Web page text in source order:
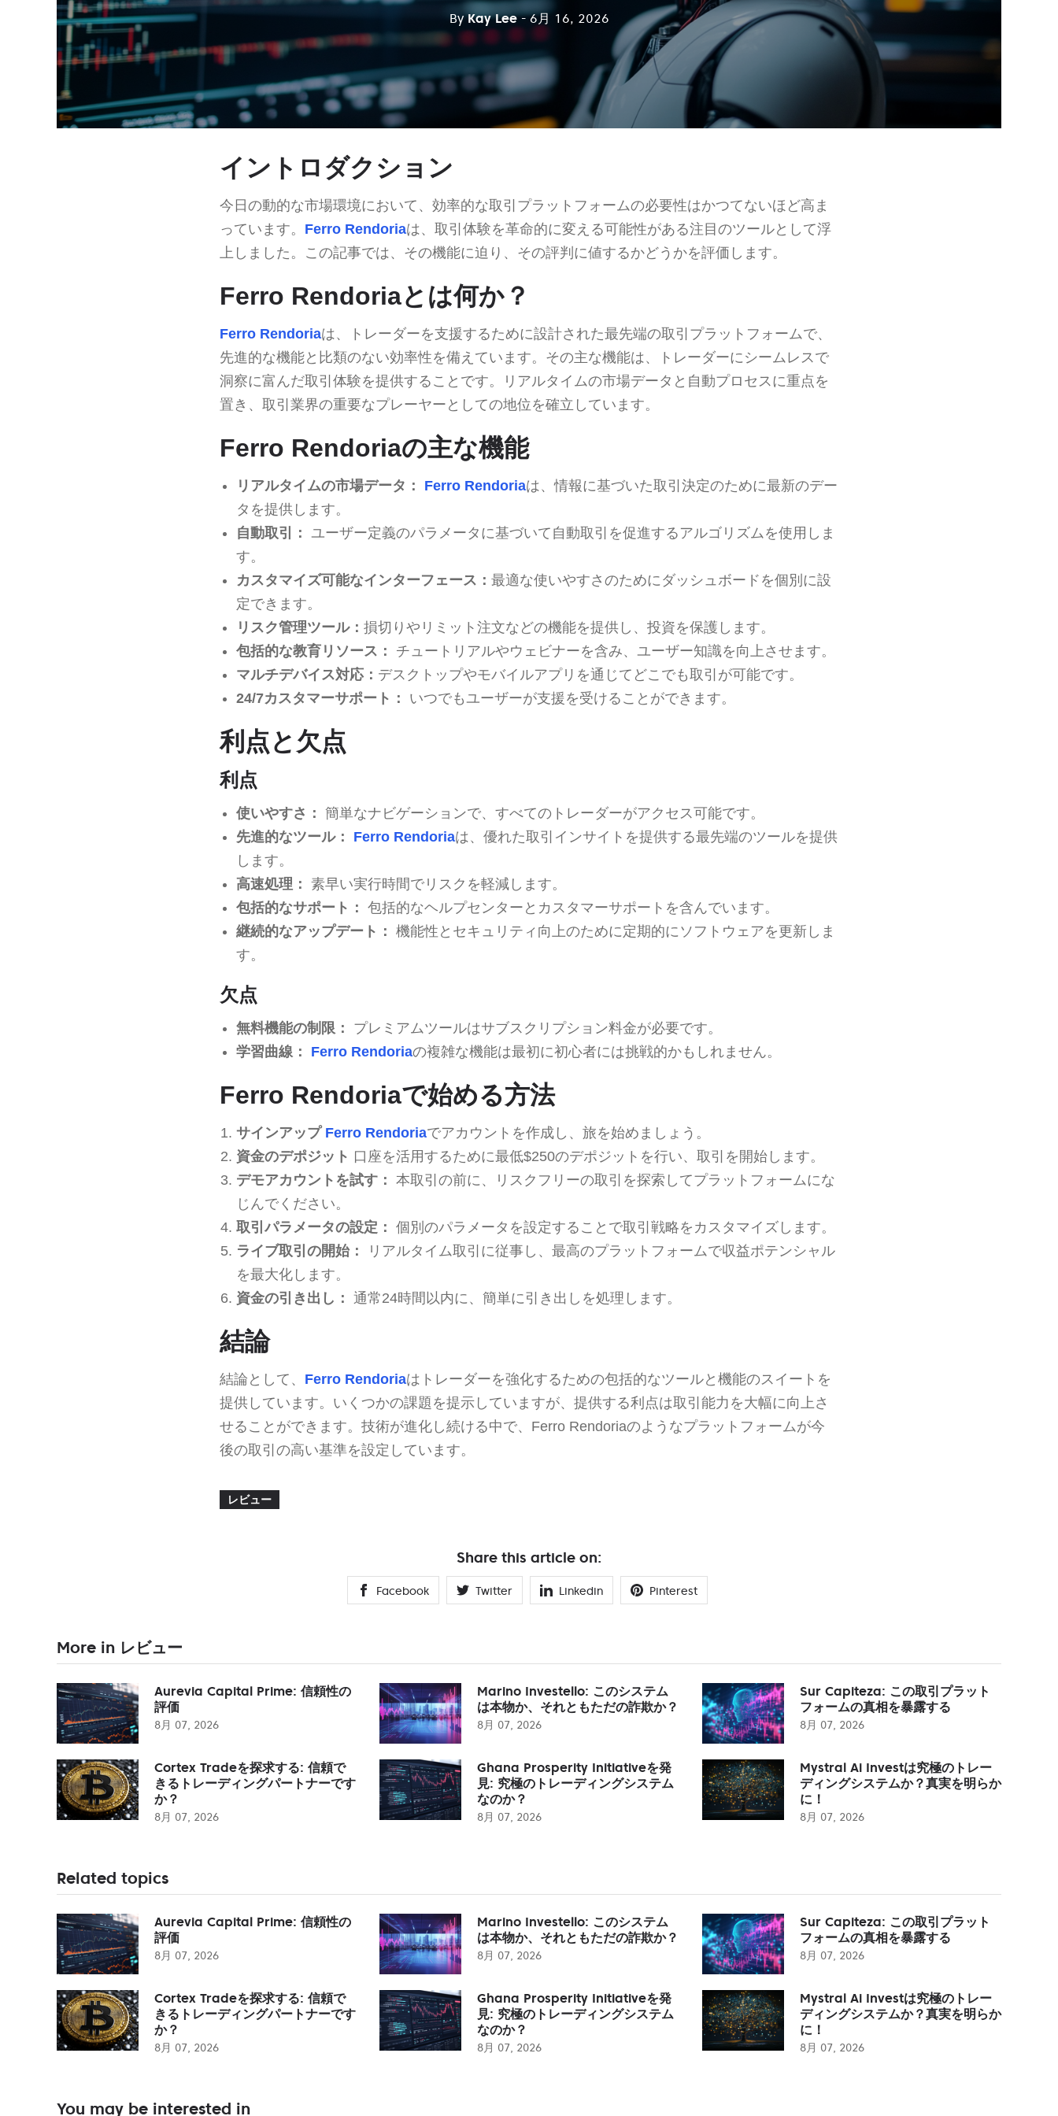
ByKay Lee - 6月 16, 2026
イントロダクション
今日の動的な市場環境において、効率的な取引プラットフォームの必要性はかつてないほど高ま
っています。 Ferro Rendoriaは、取引体験を革命的に変える可能性がある注目のツールとして浮
上しました。この記事では、その機能に迫り、その評判に値するかどうかを評価します。
Ferro Rendoriaとは何か？
Ferro Rendoriaは、トレーダーを支援するために設計された最先端の取引プラットフォームで、
先進的な機能と比類のない効率性を備えています。その主な機能は、トレーダーにシームレスで
洞察に富んだ取引体験を提供することです。リアルタイムの市場データと自動プロセスに重点を
置き、取引業界の重要なプレーヤーとしての地位を確立しています。
Ferro Rendoriaの主な機能
リアルタイムの市場データ： Ferro Rendoriaは、情報に基づいた取引決定のために最新のデー
タを提供します。
自動取引：
ユーザー定義のパラメータに基づいて自動取引を促進するアルゴリズムを使用しま
す。
カスタマイズ可能なインターフェース： 最適な使いやすさのためにダッシュボードを個別に設
定できます。
リスク管理ツール： 損切りやリミット注文などの機能を提供し、投資を保護します。
包括的な教育リソース：
チュートリアルやウェビナーを含み、ユーザー知識を向上させます。
マルチデバイス対応： デスクトップやモバイルアプリを通じてどこでも取引が可能です。
24/7カスタマーサポート：
いつでもユーザーが支援を受けることができます。
利点と欠点
利点
使いやすさ： 簡単なナビゲーションで、すべてのトレーダーがアクセス可能です。
先進的なツール：
Ferro Rendoriaは、優れた取引インサイトを提供する最先端のツールを提供
します。
高速処理： 素早い実行時間でリスクを軽減します。
包括的なサポート： 包括的なヘルプセンターとカスタマーサポートを含んでいます。
継続的なアップデート： 機能性とセキュリティ向上のために定期的にソフトウェアを更新しま
す。
欠点
無料機能の制限：
プレミアムツールはサブスクリプション料金が必要です。
学習曲線：
Ferro Rendoriaの複雑な機能は最初に初心者には挑戦的かもしれません。
Ferro Rendoriaで始める方法
サインアップ Ferro Rendoriaでアカウントを作成し、旅を始めましょう。
資金のデポジット 口座を活用するために最低$250のデポジットを行い、取引を開始します。
デモアカウントを試す： 本取引の前に、リスクフリーの取引を探索してプラットフォームにな
じんでください。
取引パラメータの設定： 個別のパラメータを設定することで取引戦略をカスタマイズします。
ライブ取引の開始：
リアルタイム取引に従事し、最高のプラットフォームで収益ポテンシャル
を最大化します。
資金の引き出し： 通常24時間以内に、簡単に引き出しを処理します。
結論
結論として、 Ferro Rendoriaはトレーダーを強化するための包括的なツールと機能のスイートを
提供しています。いくつかの課題を提示していますが、提供する利点は取引能力を大幅に向上さ
せることができます。技術が進化し続ける中で、Ferro Rendoriaのようなプラットフォームが今
後の取引の高い基準を設定しています。
レビュー
Share this article on:
Facebook Twitter Linkedin Pinterest
More in レビュー
Aurevia Capital Prime: 信頼性の
評価
8月 07, 2026
Marino Investello: このシステム
は本物か、それともただの詐欺か？
8月 07, 2026
Sur Capiteza: この取引プラット
フォームの真相を暴露する
8月 07, 2026
Cortex Tradeを探求する: 信頼で
きるトレーディングパートナーです
か？
8月 07, 2026
Ghana Prosperity Initiativeを発
見: 究極のトレーディングシステム
なのか？
8月 07, 2026
Mystral Ai Investは究極のトレー
ディングシステムか？真実を明らか
に！
8月 07, 2026
Related topics
Aurevia Capital Prime: 信頼性の
評価
8月 07, 2026
Marino Investello: このシステム
は本物か、それともただの詐欺か？
8月 07, 2026
Sur Capiteza: この取引プラット
フォームの真相を暴露する
8月 07, 2026
Cortex Tradeを探求する: 信頼で
きるトレーディングパートナーです
か？
8月 07, 2026
Ghana Prosperity Initiativeを発
見: 究極のトレーディングシステム
なのか？
8月 07, 2026
Mystral Ai Investは究極のトレー
ディングシステムか？真実を明らか
に！
8月 07, 2026
You may be interested in